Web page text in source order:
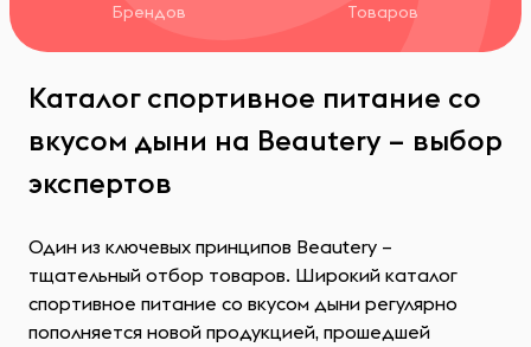
Брендов Товаров
Каталог спортивное питание со
вкусом дыни на Beautery – выбор
экспертов
Один из ключевых принципов Beautery –
тщательный отбор товаров. Широкий каталог
спортивное питание со вкусом дыни регулярно
пополняется новой продукцией, прошедшей